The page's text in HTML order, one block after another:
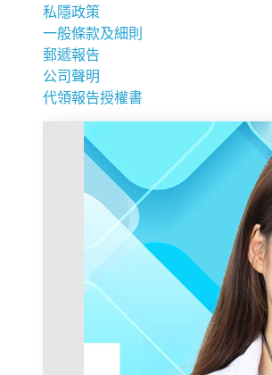
私隱政策
一般條款及細則
郵遞報告
公司聲明
代領報告授權書